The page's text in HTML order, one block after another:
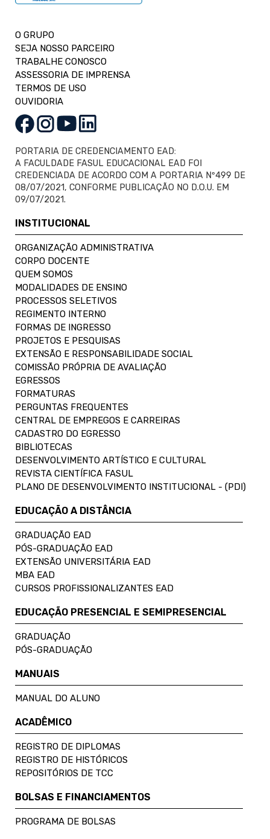
O GRUPO
SEJA NOSSO PARCEIRO
TRABALHE CONOSCO
ASSESSORIA DE IMPRENSA
TERMOS DE USO
OUVIDORIA
PORTARIA DE CREDENCIAMENTO EAD:
A FACULDADE FASUL EDUCACIONAL EAD FOI
CREDENCIADA DE ACORDO COM A PORTARIA Nº499 DE
08/07/2021, CONFORME PUBLICAÇÃO NO D.O.U. EM
09/07/2021.
INSTITUCIONAL
ORGANIZAÇÃO ADMINISTRATIVA
CORPO DOCENTE
QUEM SOMOS
MODALIDADES DE ENSINO
PROCESSOS SELETIVOS
REGIMENTO INTERNO
FORMAS DE INGRESSO
PROJETOS E PESQUISAS
EXTENSÃO E RESPONSABILIDADE SOCIAL
COMISSÃO PRÓPRIA DE AVALIAÇÃO
EGRESSOS
FORMATURAS
PERGUNTAS FREQUENTES
CENTRAL DE EMPREGOS E CARREIRAS
CADASTRO DO EGRESSO
BIBLIOTECAS
DESENVOLVIMENTO ARTÍSTICO E CULTURAL
REVISTA CIENTÍFICA FASUL
PLANO DE DESENVOLVIMENTO INSTITUCIONAL - (PDI)
EDUCAÇÃO A DISTÂNCIA
GRADUAÇÃO EAD
PÓS-GRADUAÇÃO EAD
EXTENSÃO UNIVERSITÁRIA EAD
MBA EAD
CURSOS PROFISSIONALIZANTES EAD
EDUCAÇÃO PRESENCIAL E SEMIPRESENCIAL
GRADUAÇÃO
PÓS-GRADUAÇÃO
MANUAIS
MANUAL DO ALUNO
ACADÊMICO
REGISTRO DE DIPLOMAS
REGISTRO DE HISTÓRICOS
REPOSITÓRIOS DE TCC
BOLSAS E FINANCIAMENTOS
PROGRAMA DE BOLSAS